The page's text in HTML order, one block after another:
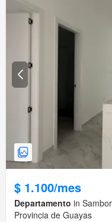
$ 1.100/mes
Departamento in
Provincia de Guayas